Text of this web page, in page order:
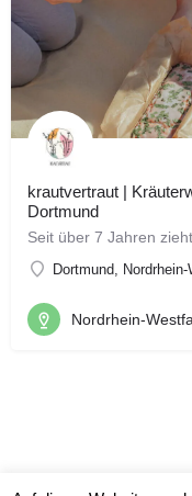
krautvertraut |
Dortmund
Dortmund,
Nordrhein-